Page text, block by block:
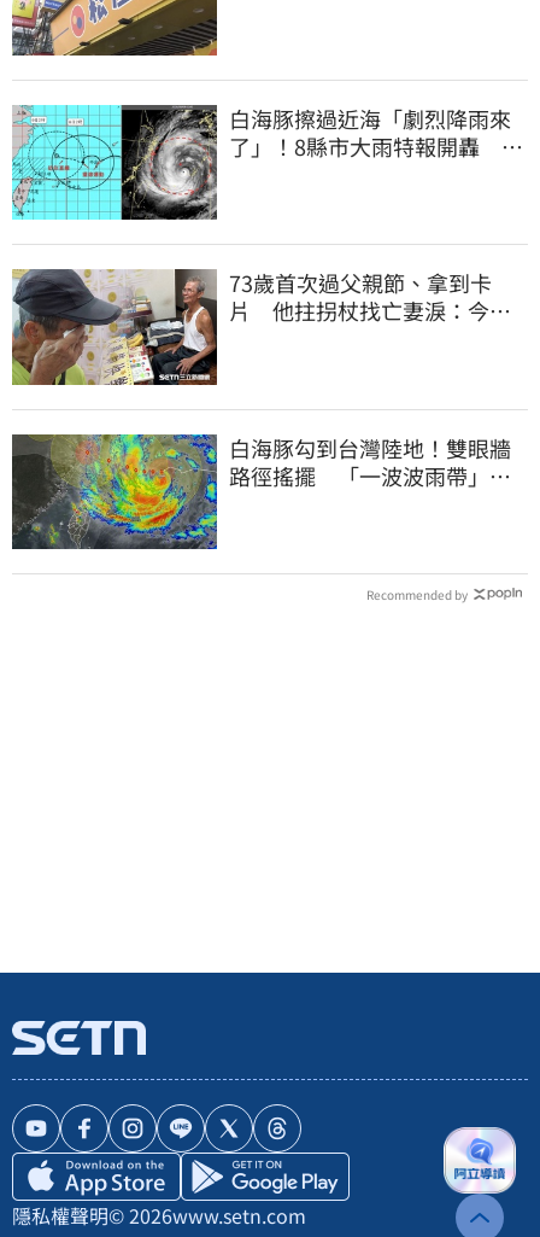
白海豚擦過近海「劇烈降雨來
了」！8縣市大雨特報開轟 今
73歲首次過父親節、拿到卡
片 他拄拐杖找亡妻淚：今天
白海豚勾到台灣陸地！雙眼牆
路徑搖擺 「一波波雨帶」開
Recommended by
隱私權聲明© 2026www.setn.com